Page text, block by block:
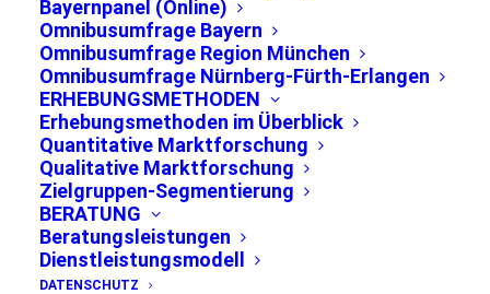
Bayernpanel (Online)
Omnibusumfrage Bayern
Omnibusumfrage Region München
Omnibusumfrage Nürnberg-Fürth-Erlangen
ERHEBUNGSMETHODEN
Erhebungsmethoden im Überblick
Quantitative Marktforschung
Qualitative Marktforschung
Zielgruppen-Segmentierung
BERATUNG
Beratungsleistungen
Dienstleistungsmodell
DATENSCHUTZ
Jeder zweite Erwerbstätige aus der